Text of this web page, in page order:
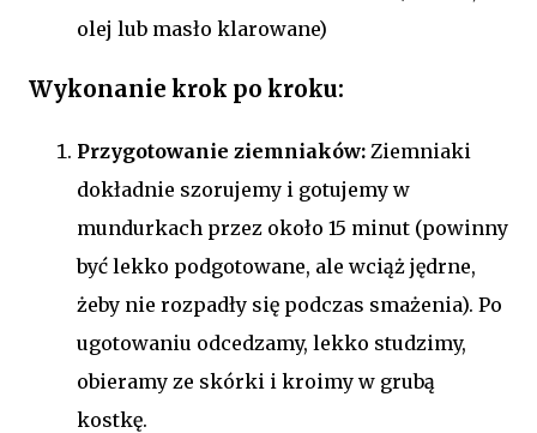
olej lub masło klarowane)
Wykonanie krok po kroku:
Przygotowanie ziemniaków: Ziemniaki
dokładnie szorujemy i gotujemy w
mundurkach przez około 15 minut (powinny
być lekko podgotowane, ale wciąż jędrne,
żeby nie rozpadły się podczas smażenia). Po
ugotowaniu odcedzamy, lekko studzimy,
obieramy ze skórki i kroimy w grubą
kostkę.